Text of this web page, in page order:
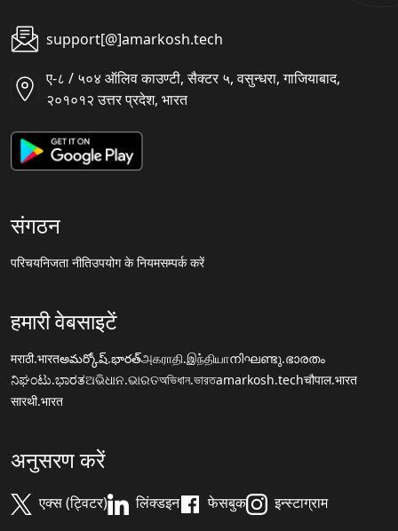
support[@]amarkosh.tech
ए-८ / ५०४ ऑलिव काउण्टी, सैक्टर ५, वसुन्धरा, गाजियाबाद,
२०१०१२ उत्तर प्रदेश, भारत
संगठन
परिचयनिजता नीतिउपयोग के नियमसम्पर्क करें
हमारी वेबसाइटें
मराठी.भारतఅమర్కోష్.భారత్அகராதி.இந்தியாനിഘണ്ടു.ഭാരതം
ನಿಘಂಟು.ಭಾರತଅଭିଧାନ.ଭାରତঅভিধান.ভারতamarkosh.techचौपाल.भारत
सारथी.भारत
अनुसरण करें
एक्स (ट्विटर) लिंक्डइन फेसबुक इन्स्टाग्राम